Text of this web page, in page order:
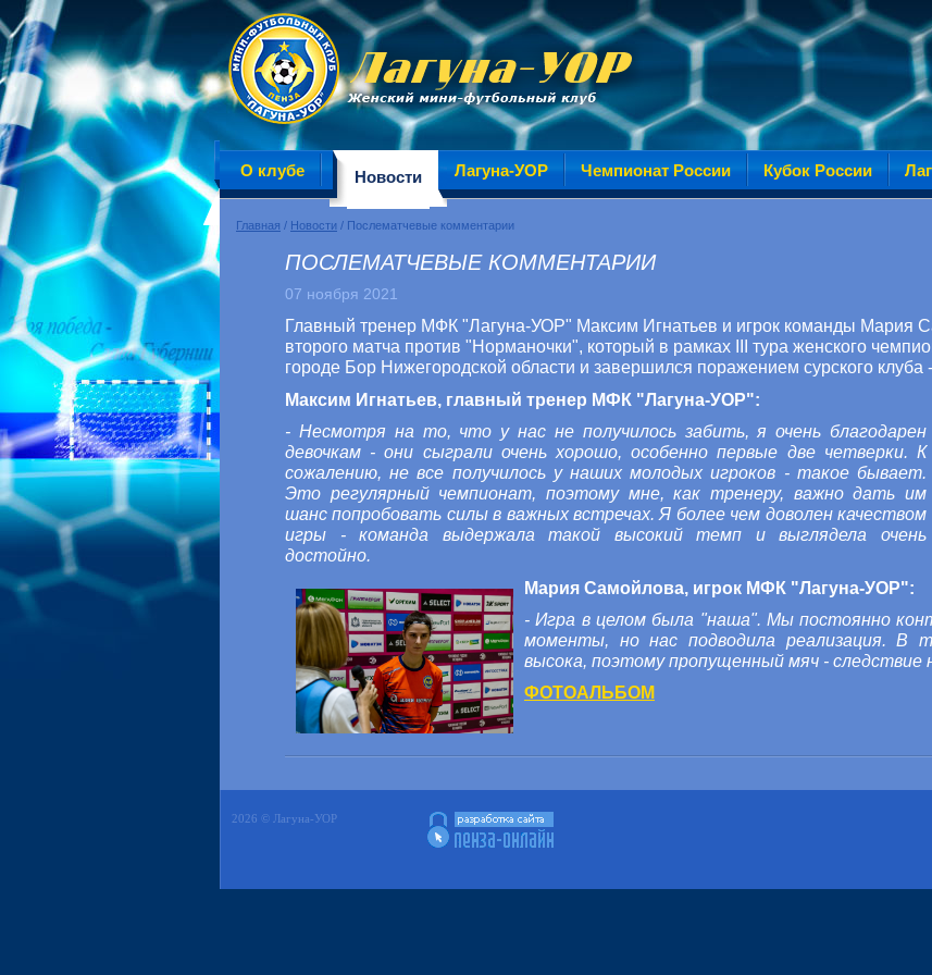
О клубе Новости Лагуна-УОР Чемпионат России Кубок России
Главная / Новости / Послематчевые комментарии
ПОСЛЕМАТЧЕВЫЕ КОММЕНТАРИИ
07 ноября 2021
Главный тренер МФК "Лагуна-УОР" Максим Игнатьев и игрок команды Мария
второго матча против "Норманочки", который в рамках III тура женского
городе Бор Нижегородской области и завершился поражением сурского клуба
Максим Игнатьев, главный тренер МФК "Лагуна-УОР":
- Несмотря на то, что у нас не получилось забить, я очень благодарен
девочкам - они сыграли очень хорошо, особенно первые две четверки. К
сожалению, не все получилось у наших молодых игроков - такое бывает.
Это регулярный чемпионат, поэтому мне, как тренеру, важно дать им
шанс попробовать силы в важных встречах.Я более чем доволен качеством
игры - команда выдержала такой высокий темп и выглядела очень
достойно.
Мария Самойлова, игрок МФК "Лагуна-УОР":
- Игра в целом была "наша". Мы постоянно
моменты, но нас подводила реализация.В
высока, поэтому пропущенный мяч - следствие
ФОТОАЛЬБОМ
2026 © Лагуна-УОР